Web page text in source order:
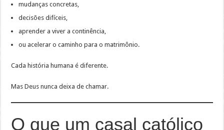
mudanças concretas,
decisões difíceis,
aprender a viver a continência,
ou acelerar o caminho para o matrimônio.
Cada história humana é diferente.
Mas Deus nunca deixa de chamar.
O que um casal católico